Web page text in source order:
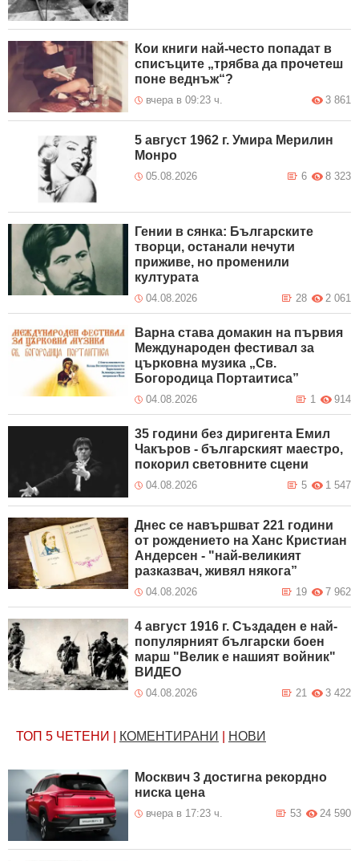
Кои книги най-често попадат в
списъците „трябва да прочетеш
поне веднъж“?
вчера в 09:23 ч. 3 861
5 август 1962 г. Умира Мерилин
Монро
05.08.2026 8 323
6
Гении в сянка: Българските
творци, останали нечути
приживе, но променили
културата
04.08.2026 2 061
28
Варна става домакин на първия
Международен фестивал за
църковна музика „Св.
Богородица Портаитиса”
04.08.2026 914
1
35 години без диригента Емил
Чакъров - българският маестро,
покорил световните сцени
04.08.2026 1 547
5
Днес се навършват 221 години
от рождението на Ханс Кристиан
Андерсен - "най-великият
разказвач, живял някога”
04.08.2026 7 962
19
4 август 1916 г. Създаден е най-
популярният български боен
марш "Велик е нашият войник"
ВИДЕО
04.08.2026 3 422
21
ТОП 5 ЧЕТЕНИ КОМЕНТИРАНИ НОВИ
Москвич 3 достигна рекордно
ниска цена
вчера в 17:23 ч. 24 590
53